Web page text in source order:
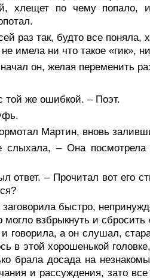
хлещет по чему попало,
раз так, будто все
имела ни что такое «гик»,
он, желая переменить
той же ошибкой. – Поэт.
Мартин, вновь
– Она
ответ. – Прочитал вот его
быстро,
взбрыкнуть и
и говорила, а он слушал,
в этой хорошенькой
брала досада на
и рассуждения, зато